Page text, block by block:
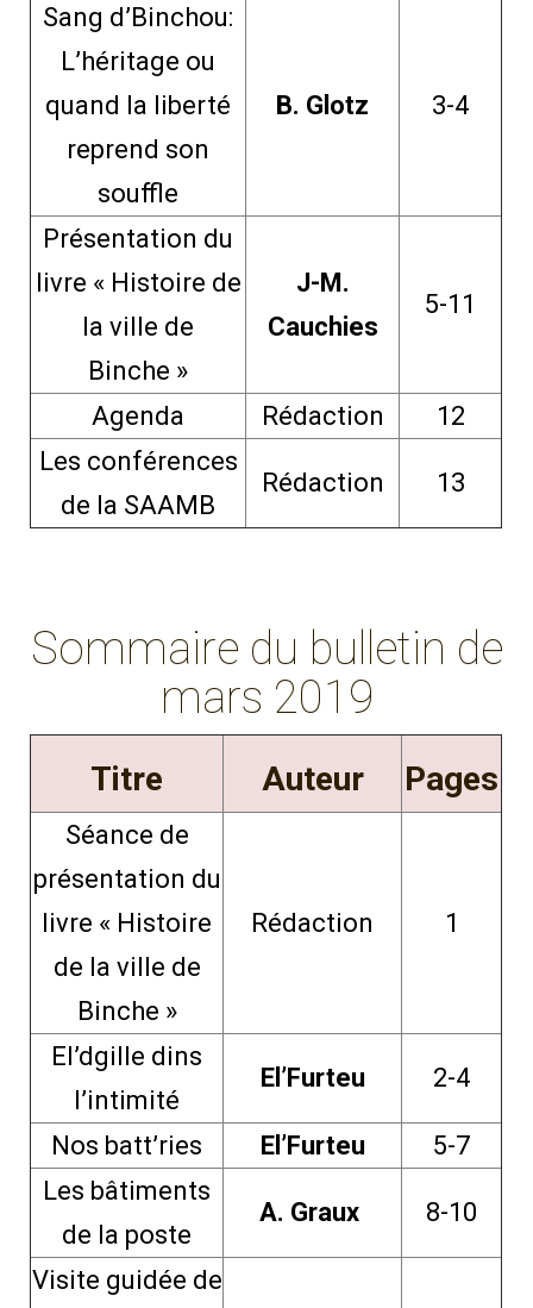
Sang d’Binchou:
L’héritage ou
quand la liberté
reprend son
souffle
B. Glotz 3-4
Présentation du
livre « Histoire de
la ville de
Binche »
J-M.
Cauchies
5-11
Agenda Rédaction
12
Les conférences
de la SAAMB
Rédaction 13
Sommaire du bulletin de
mars 2019
Titre Auteur Pages
Séance de
présentation du
livre « Histoire
de la ville de
Binche »
Rédaction 1
El’dgille dins
l’intimité
El’Furteu 2-4
Nos batt’ries El’Furteu
5-7
Les bâtiments
de la poste
A. Graux 8-10
Visite guidée de